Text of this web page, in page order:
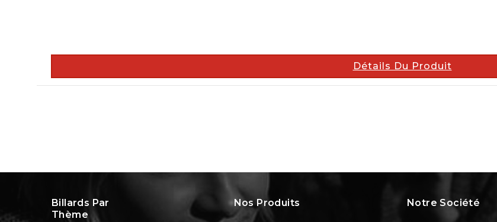
Détails Du Produit
Billards Par
Thème
Nos Produits Notre Société